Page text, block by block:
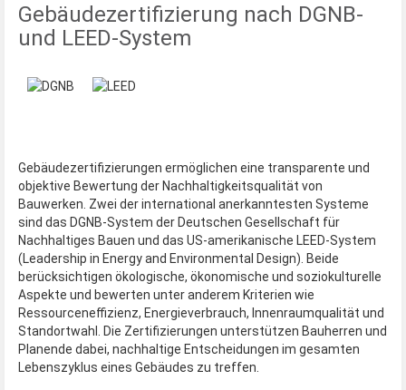
Gebäudezertifizierung nach DGNB-
und LEED-System
Gebäudezertifizierungen ermöglichen eine transparente und
objektive Bewertung der Nachhaltigkeitsqualität von
Bauwerken. Zwei der international anerkanntesten Systeme
sind das DGNB-System der Deutschen Gesellschaft für
Nachhaltiges Bauen und das US-amerikanische LEED-System
(Leadership in Energy and Environmental Design). Beide
berücksichtigen ökologische, ökonomische und soziokulturelle
Aspekte und bewerten unter anderem Kriterien wie
Ressourceneffizienz, Energieverbrauch, Innenraumqualität und
Standortwahl. Die Zertifizierungen unterstützen Bauherren und
Planende dabei, nachhaltige Entscheidungen im gesamten
Lebenszyklus eines Gebäudes zu treffen.